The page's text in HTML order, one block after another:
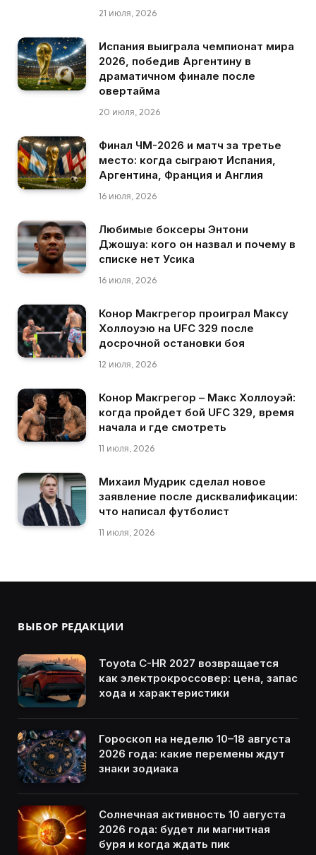
21 июля, 2026
Испания выиграла чемпионат мира
2026, победив Аргентину в
драматичном финале после
овертайма
20 июля, 2026
Финал ЧМ-2026 и матч за третье
место: когда сыграют Испания,
Аргентина, Франция и Англия
16 июля, 2026
Любимые боксеры Энтони
Джошуа: кого он назвал и почему в
списке нет Усика
16 июля, 2026
Конор Макгрегор проиграл Максу
Холлоуэю на UFC 329 после
досрочной остановки боя
12 июля, 2026
Конор Макгрегор – Макс Холлоуэй:
когда пройдет бой UFC 329, время
начала и где смотреть
11 июля, 2026
Михаил Мудрик сделал новое
заявление после дисквалификации:
что написал футболист
11 июля, 2026
ВЫБОР РЕДАКЦИИ
Toyota C-HR 2027 возвращается
как электрокроссовер: цена, запас
хода и характеристики
Гороскоп на неделю 10–18 августа
2026 года: какие перемены ждут
знаки зодиака
Солнечная активность 10 августа
2026 года: будет ли магнитная
буря и когда ждать пик